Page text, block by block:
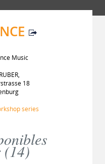
Music
18
series
(14)